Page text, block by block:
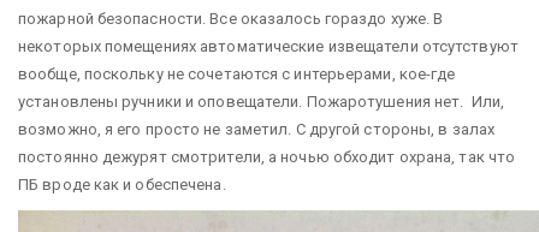
пожарной безопасности. Все оказалось гораздо хуже. В
некоторых помещениях автоматические извещатели отсутствуют
вообще, поскольку не сочетаются с интерьерами, кое-где
установлены ручники и оповещатели. Пожаротушения нет. Или,
возможно, я его просто не заметил. С другой стороны, в залах
постоянно дежурят смотрители, а ночью обходит охрана, так что
ПБ вроде как и обеспечена.